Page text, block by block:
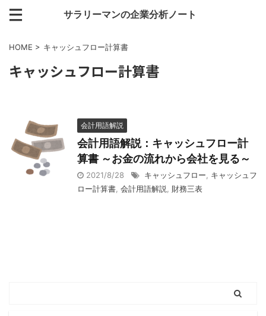
サラリーマンの企業分析ノート
HOME > キャッシュフロー計算書
キャッシュフロー計算書
会計用語解説
会計用語解説：キャッシュフロー計
算書 ～お金の流れから会社を見る～
2021/8/28 キャッシュフロー
キャッシュフ
ロー計算書 会計用語解説 財務三表